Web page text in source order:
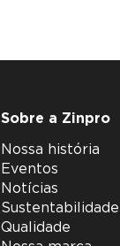
Sobre a Zinpro
Nossa história
Eventos
Notícias
Sustentabilidade
Qualidade